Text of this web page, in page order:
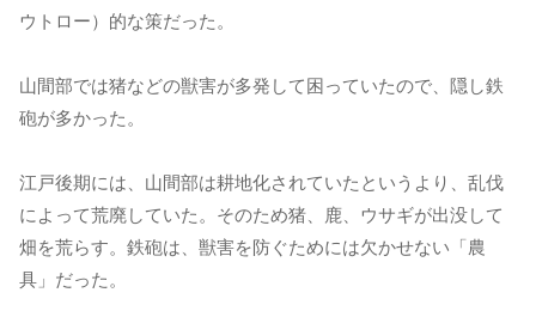
ウトロー）的な策だった。
山間部では猪などの獣害が多発して困っていたので、隠し鉄
砲が多かった。
江戸後期には、山間部は耕地化されていたというより、乱伐
によって荒廃していた。そのため猪、鹿、ウサギが出没して
畑を荒らす。鉄砲は、獣害を防ぐためには欠かせない「農
具」だった。